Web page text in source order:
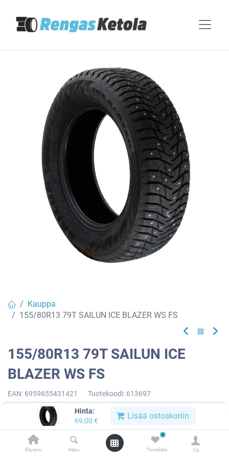
Hinta:
69,00 € Lisää ostoskoriin
Etusivu Haku
0
Toivelista Tili
Kauppa
155/80R13 79T SAILUN ICE BLAZER WS FS
155/80R13 79T SAILUN ICE
BLAZER WS FS
EAN: 6959655431421 Tuotekoodi: 613697
€ / kpl
Toimittajilla (kotimaa):
Saatavilla
Toimitusaika:3 arkipäivää